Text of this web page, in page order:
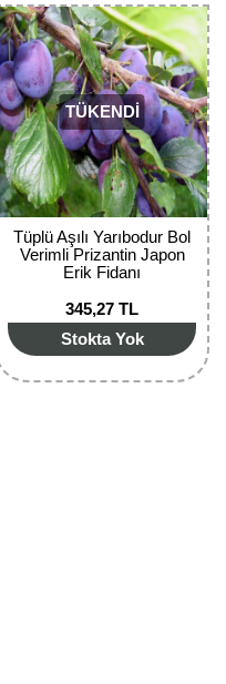
TÜKENDİ
Tüplü Aşılı Yarıbodur Bol
Verimli Prizantin Japon
Erik Fidanı
345,27 TL
Stokta Yok